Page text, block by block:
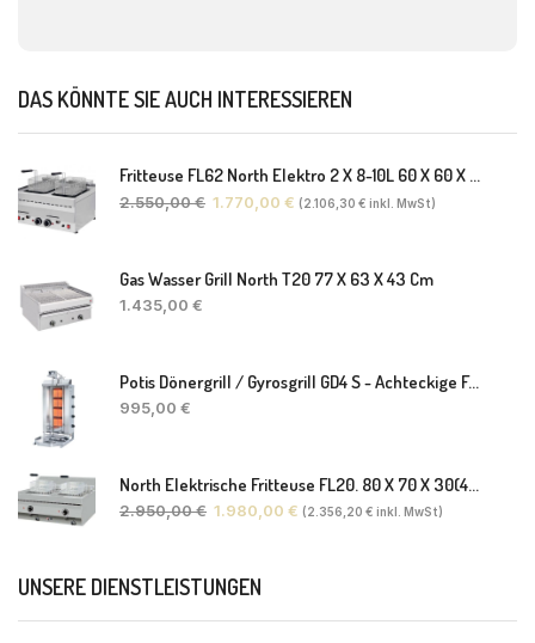
DAS KÖNNTE SIE AUCH INTERESSIEREN
Fritteuse FL62 North Elektro 2 X 8-10L 60 X 60 X 30(38) Cm
2.550,00€ 1.770,00 € (2.106,30 € inkl. MwSt)
Gas Wasser Grill North T20 77 X 63 X 43 Cm
1.435,00 €
Potis Dönergrill / Gyrosgrill GD4 S - Achteckige Fettwanne-Ohne Schaufel
995,00 €
North Elektrische Fritteuse FL20. 80 X 70 X 30(46) Cm
2.950,00€ 1.980,00 € (2.356,20 € inkl. MwSt)
UNSERE DIENSTLEISTUNGEN